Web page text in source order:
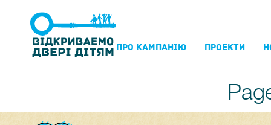
ПРО КАМПАНIЮ ПРОЕКТИ